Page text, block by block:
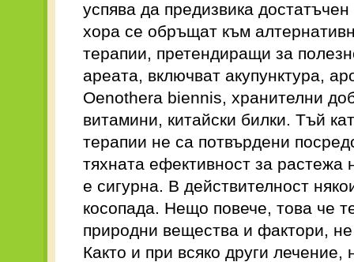
успява да предизвика
хора се обръщат към
терапии, претендиращи за
ареата, включват акупунктура,
Oenothera biennis, хранителни
витамини, китайски билки. Тъй
терапии не са потвърдени
тяхната ефективност за
е сигурна. В действителност
косопада. Нещо повече, това че
природни вещества и фактори,
Както и при всяко други